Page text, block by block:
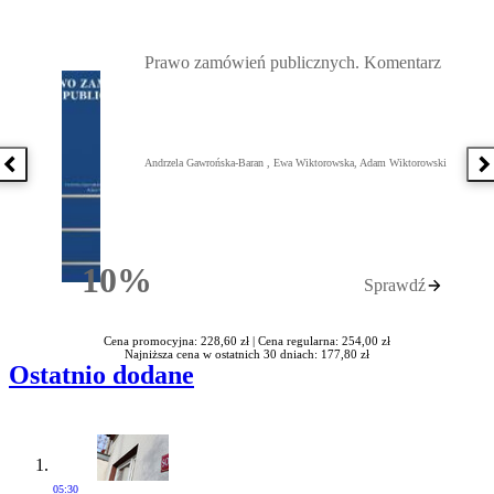
Poprzednia książka
10%Rabatu
Prawo zamówień publicznych. Komentarz
Andrzela Gawrońska-Baran , Ewa Wiktorowska, Adam Wiktorowski
Sprawdź
Cena promocyjna: 228,60 zł | Cena regularna: 254,00 zł
Najniższa cena w ostatnich 30 dniach: 177,80 zł
Ostatnio dodane
05:30